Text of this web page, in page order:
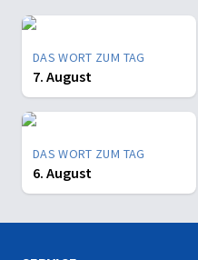
DAS WORT ZUM TAG
7. August
DAS WORT ZUM TAG
6. August